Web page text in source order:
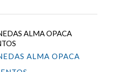
ALMA OPACA